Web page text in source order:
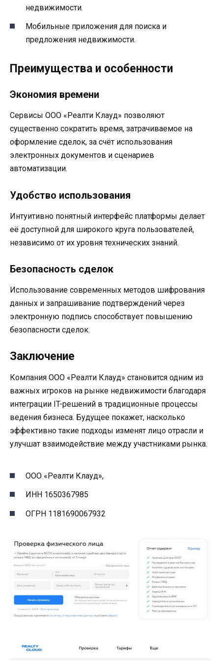
недвижимости.
Мобильные приложения для поиска и
предложения недвижимости.
Преимущества и особенности
Экономия времени
Сервисы ООО «Реалти Клауд» позволяют
существенно сократить время, затрачиваемое на
оформление сделок, за счёт использования
электронных документов и сценариев
автоматизации.
Удобство использования
Интуитивно понятный интерфейс платформы делает
её доступной для широкого круга пользователей,
независимо от их уровня технических знаний.
Безопасность сделок
Использование современных методов шифрования
данных и запрашивание подтверждений через
электронную подпись способствует повышению
безопасности сделок.
Заключение
Компания ООО «Реалти Клауд» становится одним из
важных игроков на рынке недвижимости благодаря
интеграции IT-решений в традиционные процессы
ведения бизнеса. Будущее покажет, насколько
эффективно такие подходы изменят лицо отрасли и
улучшат взаимодействие между участниками рынка.
ООО «Реалти Клауд»,
ИНН 1650367985
ОГРН 1181690067932